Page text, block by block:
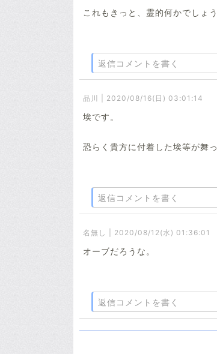
これもきっと、霊的何かでしょ
返信コメントを書く
品川 | 2020/08/16(日) 03:01:14
埃です。
恐らく貴方に付着した埃等が舞
返信コメントを書く
名無し | 2020/08/12(水) 01:36:01
オーブだろうな。
返信コメントを書く